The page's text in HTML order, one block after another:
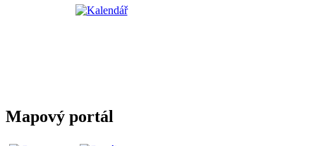
Mapový portál